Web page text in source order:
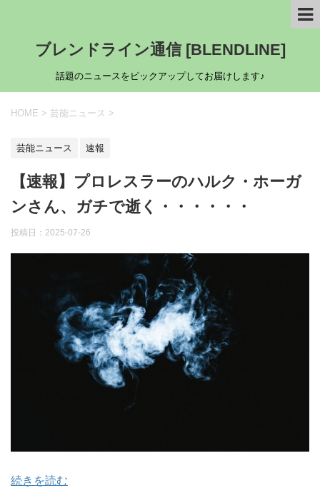
ブレンドライン通信 [BLENDLINE]
話題のニュースをピックアップしてお届けします♪
HOME > 芸能ニュース >
芸能ニュース 速報
【速報】プロレスラーのハルク・ホーガ
ンさん、ガチで逝く・・・・・・
投稿日： 2025-07-26
続きを読む